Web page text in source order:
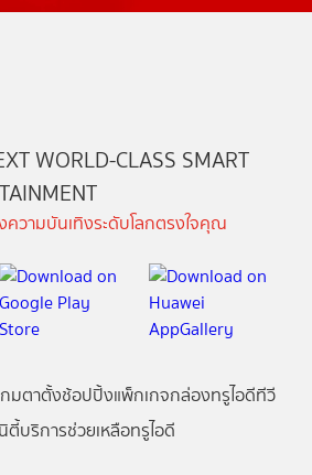
WORLD-CLASS SMART
วามบันเทิงระดับโลกตรงใจคุณ
กมตาตั้งช้อปปิ้งแพ็กเกจกล่องทรูไอดีทีวี
ตี้บริการช่วยเหลือทรูไอดี